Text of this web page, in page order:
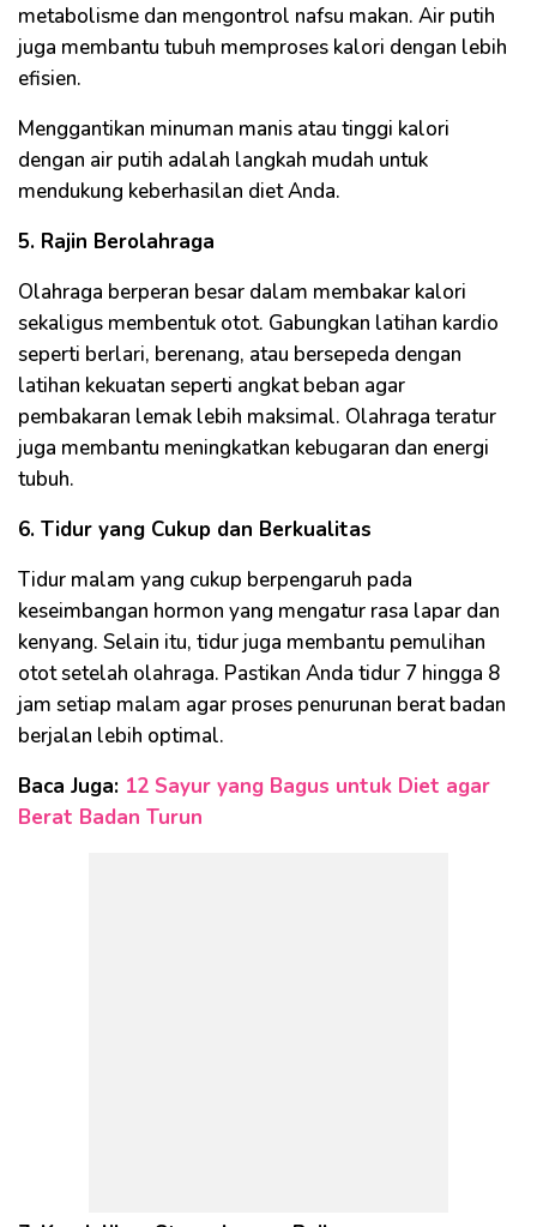
metabolisme dan mengontrol nafsu makan. Air putih
juga membantu tubuh memproses kalori dengan lebih
efisien.
Menggantikan minuman manis atau tinggi kalori
dengan air putih adalah langkah mudah untuk
mendukung keberhasilan diet Anda.
5. Rajin Berolahraga
Olahraga berperan besar dalam membakar kalori
sekaligus membentuk otot. Gabungkan latihan kardio
seperti berlari, berenang, atau bersepeda dengan
latihan kekuatan seperti angkat beban agar
pembakaran lemak lebih maksimal. Olahraga teratur
juga membantu meningkatkan kebugaran dan energi
tubuh.
6. Tidur yang Cukup dan Berkualitas
Tidur malam yang cukup berpengaruh pada
keseimbangan hormon yang mengatur rasa lapar dan
kenyang. Selain itu, tidur juga membantu pemulihan
otot setelah olahraga. Pastikan Anda tidur 7 hingga 8
jam setiap malam agar proses penurunan berat badan
berjalan lebih optimal.
Baca Juga: 12 Sayur yang Bagus untuk Diet agar
Berat Badan Turun